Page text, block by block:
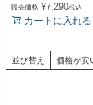
販売価格 ¥7,290税込
カートに入れる
並び替え 価格が安